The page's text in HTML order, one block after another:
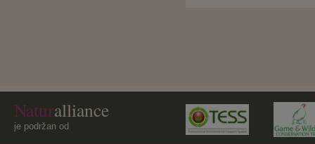
Naturalliance
je podržan od